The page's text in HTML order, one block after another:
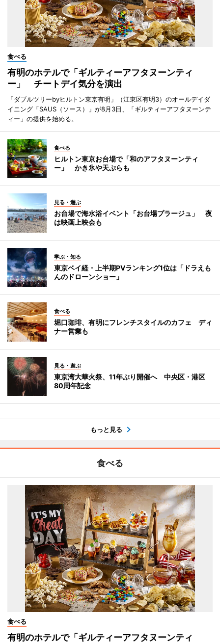
食べる
有明のホテルで「ギルティーアフタヌーンティ
ー」 チートデイ気分を演出
「ダブルツリーbyヒルトン東京有明」（江東区有明3）のオールデイダ
イニング「SAUS（ソース）」が8月3日、「ギルティーアフタヌーンテ
ィー」の提供を始める。
食べる
ヒルトン東京お台場で「和のアフタヌーンティ
ー」 かき氷や天ぷらも
見る・遊ぶ
お台場で海水浴イベント「お台場プラージュ」 夜
は映画上映会も
学ぶ・知る
東京ベイ経・上半期PVランキング1位は「ドラえも
んのドローンショー」
食べる
堀口珈琲、有明にフレンチスタイルのカフェ ディ
ナー営業も
見る・遊ぶ
東京湾大華火祭、11年ぶり開催へ 中央区・港区
80周年記念
もっと見る
食べる
食べる
有明のホテルで「ギルティーアフタヌーンティ